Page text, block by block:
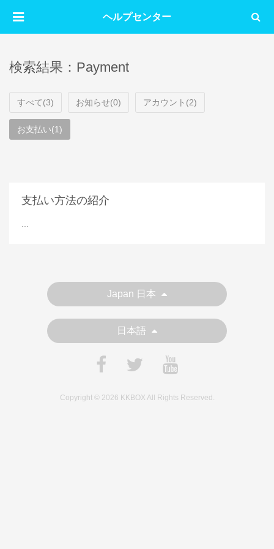
ヘルプセンター
検索結果：Payment
すべて(3) お知らせ(0) アカウント(2)
お支払い(1)
支払い方法の紹介
Japan 日本
日本語
Copyright © 2026 KKBOX All Rights Reserved.